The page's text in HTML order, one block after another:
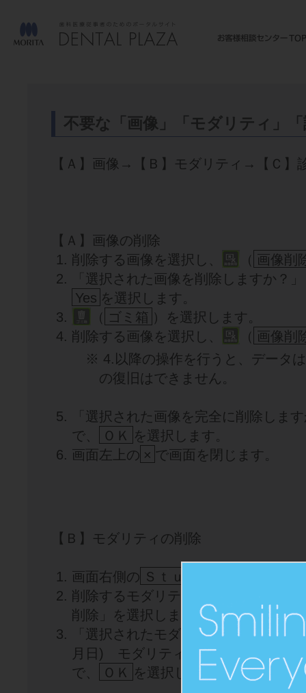
不要な「画像」「モダリティ」
【Ａ】画像→【Ｂ】モダリティ→【Ｃ】
【Ａ】画像の削除
削除する画像を選択し、
（ 画像削
「選択された画像を削除しますか？
Yes を選択します。
（ ゴミ箱 ）を選択します。
削除する画像を選択し、
（ 画像削
※ 4.以降の操作を行うと、データ
の復旧はできません。
「選択された画像を完全に削除しま
で、
ＯＫ
を選択します。
画面左上の × で画面を閉じます。
【Ｂ】モダリティの削除
画面右側の Ｓｔｕｄｙ
削除するモダリティを右クリックし
削除」を選択します。
「選択されたモダリティを削除しま
月日) モダリティ：(モダリティ名)
で、
ＯＫ を選択します。